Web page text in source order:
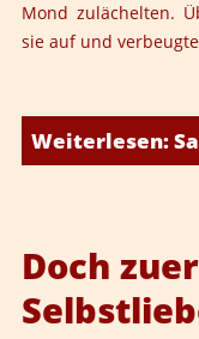
Mond zulächelten.
sie auf und
Weiterlesen:
Doch